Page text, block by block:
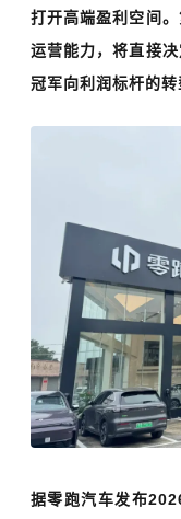
打开高端盈利空间
运营能力，将直接
冠军向利润标杆的转
据零跑汽车发布